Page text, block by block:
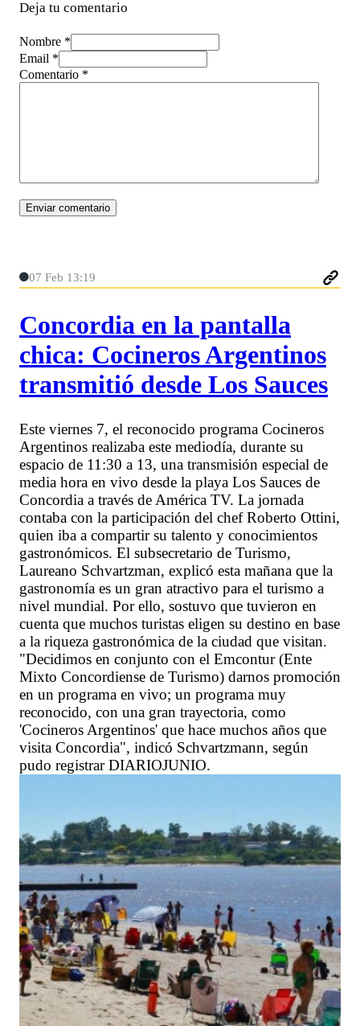
Deja tu comentario
Nombre *
Email *
Comentario *
07 Feb 13:19
Concordia en la pantalla
chica: Cocineros Argentinos
transmitió desde Los Sauces
Este viernes 7, el reconocido programa Cocineros
Argentinos realizaba este mediodía, durante su
espacio de 11:30 a 13, una transmisión especial de
media hora en vivo desde la playa Los Sauces de
Concordia a través de América TV. La jornada
contaba con la participación del chef Roberto Ottini,
quien iba a compartir su talento y conocimientos
gastronómicos. El subsecretario de Turismo,
Laureano Schvartzman, explicó esta mañana que la
gastronomía es un gran atractivo para el turismo a
nivel mundial. Por ello, sostuvo que tuvieron en
cuenta que muchos turistas eligen su destino en base
a la riqueza gastronómica de la ciudad que visitan.
"Decidimos en conjunto con el Emcontur (Ente
Mixto Concordiense de Turismo) darnos promoción
en un programa en vivo; un programa muy
reconocido, con una gran trayectoria, como
'Cocineros Argentinos' que hace muchos años que
visita Concordia", indicó Schvartzmann, según
pudo registrar DIARIOJUNIO.